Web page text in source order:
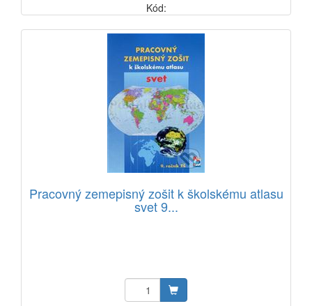
Kód:
Pracovný zemepisný zošit k školskému atlasu
svet 9...